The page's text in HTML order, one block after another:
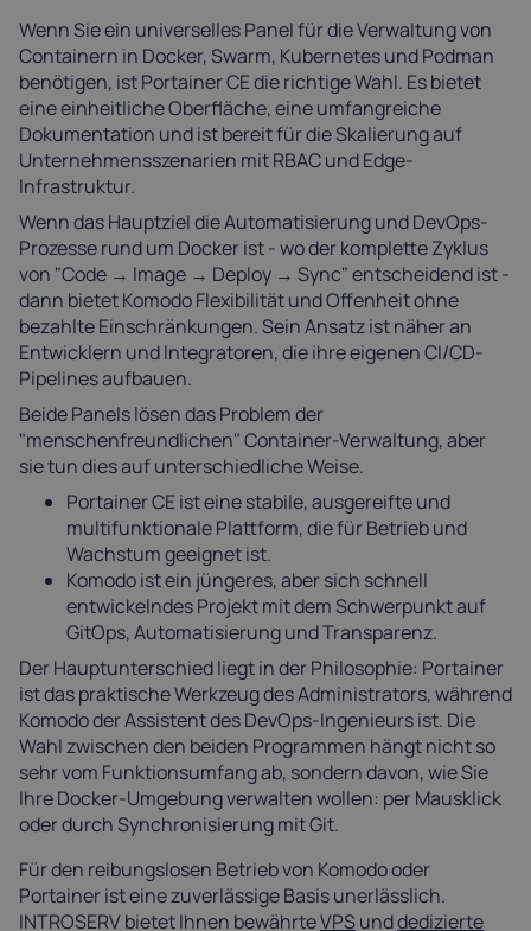
Wenn Sie ein universelles Panel für die Verwaltung von
Containern in Docker, Swarm, Kubernetes und Podman
benötigen, ist Portainer CE die richtige Wahl. Es bietet
eine einheitliche Oberfläche, eine umfangreiche
Dokumentation und ist bereit für die Skalierung auf
Unternehmensszenarien mit RBAC und Edge-
Infrastruktur.
Wenn das Hauptziel die Automatisierung und DevOps-
Prozesse rund um Docker ist - wo der komplette Zyklus
von "Code → Image → Deploy → Sync" entscheidend ist -
dann bietet Komodo Flexibilität und Offenheit ohne
bezahlte Einschränkungen. Sein Ansatz ist näher an
Entwicklern und Integratoren, die ihre eigenen CI/CD-
Pipelines aufbauen.
Beide Panels lösen das Problem der
"menschenfreundlichen" Container-Verwaltung, aber
sie tun dies auf unterschiedliche Weise.
Portainer CE ist eine stabile, ausgereifte und
multifunktionale Plattform, die für Betrieb und
Wachstum geeignet ist.
Komodo ist ein jüngeres, aber sich schnell
entwickelndes Projekt mit dem Schwerpunkt auf
GitOps, Automatisierung und Transparenz.
Der Hauptunterschied liegt in der Philosophie: Portainer
ist das praktische Werkzeug des Administrators, während
Komodo der Assistent des DevOps-Ingenieurs ist. Die
Wahl zwischen den beiden Programmen hängt nicht so
sehr vom Funktionsumfang ab, sondern davon, wie Sie
Ihre Docker-Umgebung verwalten wollen: per Mausklick
oder durch Synchronisierung mit Git.
Für den reibungslosen Betrieb von Komodo oder
Portainer ist eine zuverlässige Basis unerlässlich.
INTROSERV bietet Ihnen bewährteVPSunddedizierte